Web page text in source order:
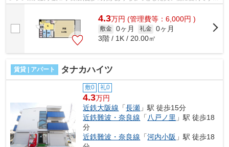
ATMに行かずとも、初期費用や家賃を...
4.3万円 (管理費等：6,000円 )
敷金 0ヶ月 礼金 0ヶ月
3階 / 1K / 20.00㎡
賃貸 | アパート タナカハイツ
敷0 礼0
4.3万円
近鉄大阪線 「長瀬 」駅 徒歩15分
近鉄難波・奈良線 「八戸ノ里 」駅 徒歩18
分
近鉄難波・奈良線 「河内小阪 」駅 徒歩18